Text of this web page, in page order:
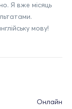
Я вже місяць
мову!
Онлайн